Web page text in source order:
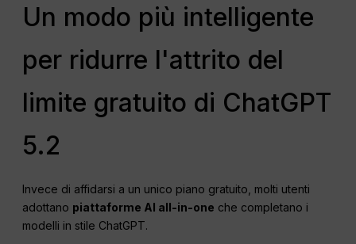
Un modo più intelligente
per ridurre l'attrito del
limite gratuito di ChatGPT
5.2
Invece di affidarsi a un unico piano gratuito, molti utenti
adottano piattaforme AI all-in-one che completano i
modelli in stile ChatGPT.